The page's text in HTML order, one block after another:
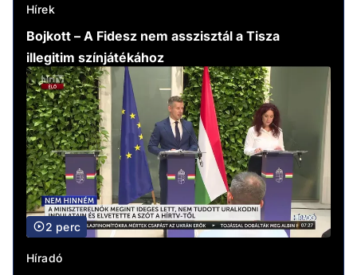
Hírek
Bojkott – A Fidesz nem asszisztál a Tisza
illegitim színjátékához
2 perc
Híradó